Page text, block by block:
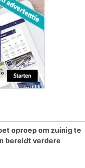
oproep om zuinig te
bereidt verdere